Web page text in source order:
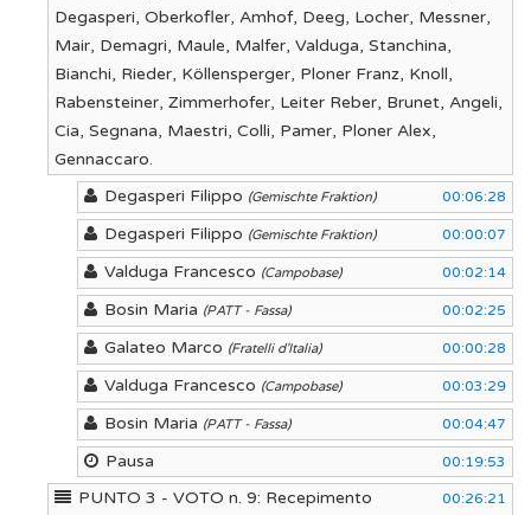
Degasperi, Oberkofler, Amhof, Deeg, Locher, Messner,
Mair, Demagri, Maule, Malfer, Valduga, Stanchina,
Bianchi, Rieder, Köllensperger, Ploner Franz, Knoll,
Rabensteiner, Zimmerhofer, Leiter Reber, Brunet, Angeli,
Cia, Segnana, Maestri, Colli, Pamer, Ploner Alex,
Gennaccaro.
00:06:28
Degasperi Filippo (Gemischte Fraktion)
00:00:07
Degasperi Filippo (Gemischte Fraktion)
00:02:14
Valduga Francesco (Campobase)
00:02:25
Bosin Maria (PATT - Fassa)
00:00:28
Galateo Marco (Fratelli d'Italia)
00:03:29
Valduga Francesco (Campobase)
00:04:47
Bosin Maria (PATT - Fassa)
00:19:53
Pausa
00:26:21
PUNTO 3 - VOTO n. 9: Recepimento